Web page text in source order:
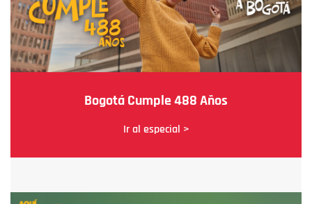
Bogotá Cumple 488 Años
Ir al especial >